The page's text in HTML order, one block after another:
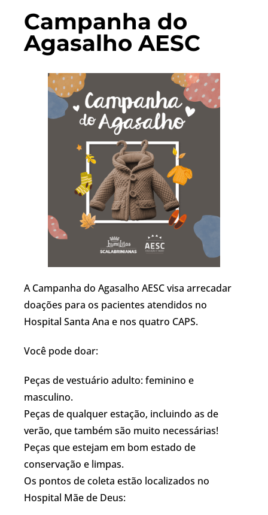
Campanha do
Agasalho AESC
A Campanha do Agasalho AESC visa arrecadar
doações para os pacientes atendidos no
Hospital Santa Ana e nos quatro CAPS.
Você pode doar:
Peças de vestuário adulto: feminino e
masculino.
Peças de qualquer estação, incluindo as de
verão, que também são muito necessárias!
Peças que estejam em bom estado de
conservação e limpas.
Os pontos de coleta estão localizados no
Hospital Mãe de Deus: